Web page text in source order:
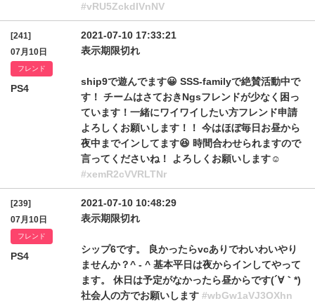
#vRU5ZckdIVnNV
[241]
07月10日
フレンド
PS4
2021-07-10 17:33:21
表示期限切れ
ship9で遊んでます😀 SSS-familyで絶賛活動中で
す！ チームはさておきNgsフレンドが少なく困っ
ています！一緒にワイワイしたい方フレンド申請
よろしくお願いします！！ 今はほぼ毎日お昼から
夜中までインしてます😆 時間合わせられますので
言ってくださいね！ よろしくお願いします☺️
#xemR2cVVRLTNr
[239]
07月10日
フレンド
PS4
2021-07-10 10:48:29
表示期限切れ
シップ6です。 良かったらvcありでわいわいやり
ませんか？^ - ^ 基本平日は夜からインしてやって
ます。 休日は予定がなかったら昼からです(´∀｀*)
社会人の方でお願いします #wbGw1aVJ3OXhn